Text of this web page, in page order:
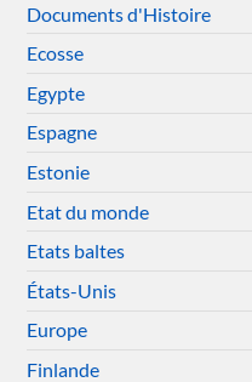
Documents d'Histoire
Ecosse
Egypte
Espagne
Estonie
Etat du monde
Etats baltes
États-Unis
Europe
Finlande